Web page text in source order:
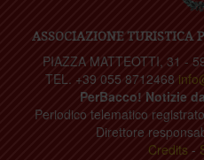
ASSOCIAZIONE TURISTICA
PIAZZA MATTEOTTI, 31 -
TEL. +39 055 8712468
PerBacco! Notizie
Periodico telematico
Direttore
Credits -